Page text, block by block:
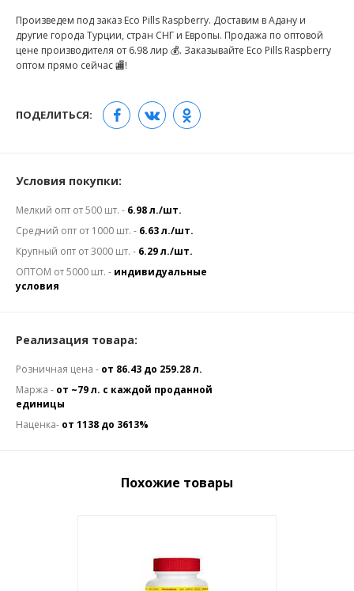
Произведем под заказ Eco Pills Raspberry. Доставим в Адану и
другие города Турции, стран СНГ и Европы. Продажа по оптовой
цене производителя от 6.98 лир 💰. Заказывайте Eco Pills Raspberry
оптом прямо сейчас 🏬!
ПОДЕЛИТЬСЯ:
Условия покупки:
Мелкий опт от 500 шт. - 6.98 л./шт.
Средний опт от 1000 шт. - 6.63 л./шт.
Крупный опт от 3000 шт. - 6.29 л./шт.
ОПТОМ от 5000 шт. - индивидуальные
условия
Реализация товара:
Розничная цена - от 86.43 до 259.28 л.
Маржа - от ~79 л. с каждой проданной
единицы
Наценка- от 1138 до 3613%
Похожие товары